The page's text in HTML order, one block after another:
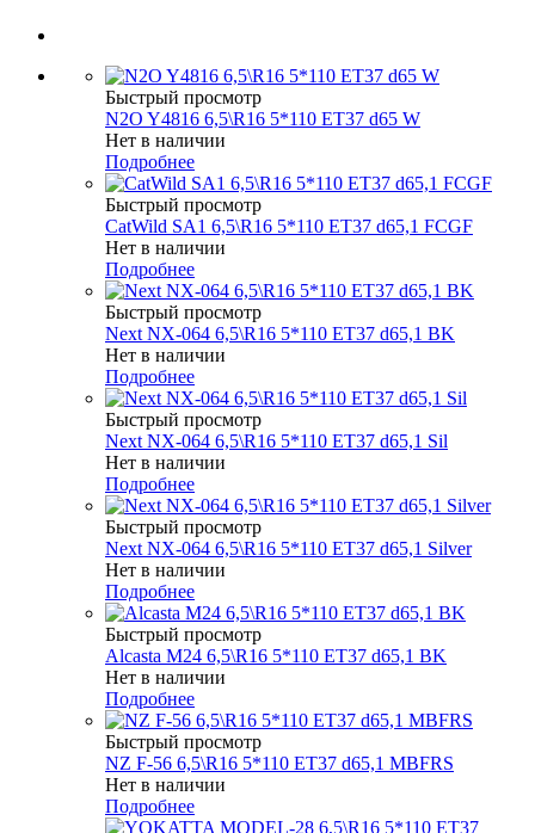
Быстрый просмотр
N2O Y4816 6,5\R16 5*110 ET37 d65 W
Нет в наличии
Подробнее
Быстрый просмотр
CatWild SA1 6,5\R16 5*110 ET37 d65,1 FCGF
Нет в наличии
Подробнее
Быстрый просмотр
Next NX-064 6,5\R16 5*110 ET37 d65,1 BK
Нет в наличии
Подробнее
Быстрый просмотр
Next NX-064 6,5\R16 5*110 ET37 d65,1 Sil
Нет в наличии
Подробнее
Быстрый просмотр
Next NX-064 6,5\R16 5*110 ET37 d65,1 Silver
Нет в наличии
Подробнее
Быстрый просмотр
Alcasta M24 6,5\R16 5*110 ET37 d65,1 BK
Нет в наличии
Подробнее
Быстрый просмотр
NZ F-56 6,5\R16 5*110 ET37 d65,1 MBFRS
Нет в наличии
Подробнее